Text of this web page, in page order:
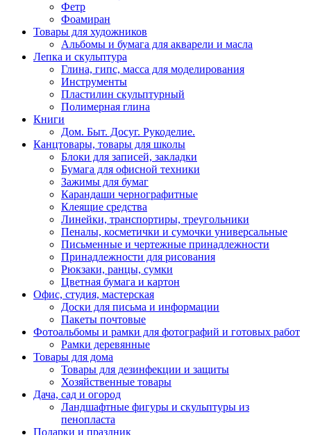
Фетр
Фоамиран
Товары для художников
Альбомы и бумага для акварели и масла
Лепка и скульптура
Глина, гипс, масса для моделирования
Инструменты
Пластилин скульптурный
Полимерная глина
Книги
Дом. Быт. Досуг. Рукоделие.
Канцтовары, товары для школы
Блоки для записей, закладки
Бумага для офисной техники
Зажимы для бумаг
Карандаши чернографитные
Клеящие средства
Линейки, транспортиры, треугольники
Пеналы, косметички и сумочки универсальные
Письменные и чертежные принадлежности
Принадлежности для рисования
Рюкзаки, ранцы, сумки
Цветная бумага и картон
Офис, студия, мастерская
Доски для письма и информации
Пакеты почтовые
Фотоальбомы и рамки для фотографий и готовых работ
Рамки деревянные
Товары для дома
Товары для дезинфекции и защиты
Хозяйственные товары
Дача, сад и огород
Ландшафтные фигуры и скульптуры из
пенопласта
Подарки и праздник